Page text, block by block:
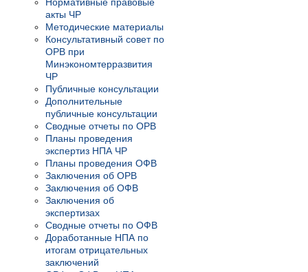
Нормативные правовые
акты ЧР
Методические материалы
Консультативный совет по
ОРВ при
Минэкономтерразвития
ЧР
Публичные консультации
Дополнительные
публичные консультации
Сводные отчеты по ОРВ
Планы проведения
экспертиз НПА ЧР
Планы проведения ОФВ
Заключения об ОРВ
Заключения об ОФВ
Заключения об
экспертизах
Сводные отчеты по ОФВ
Доработанные НПА по
итогам отрицательных
заключений